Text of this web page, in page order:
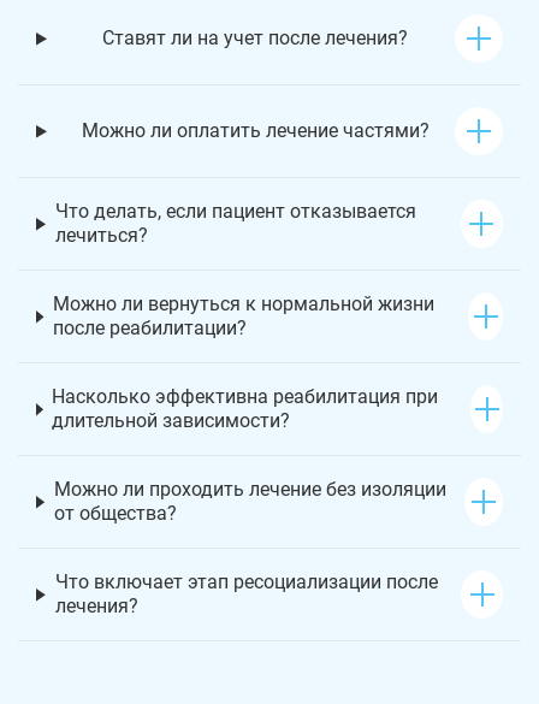
Ставят ли на учет после лечения?
Можно ли оплатить лечение частями?
Что делать, если пациент отказывается
лечиться?
Можно ли вернуться к нормальной жизни
после реабилитации?
Насколько эффективна реабилитация при
длительной зависимости?
Можно ли проходить лечение без изоляции
от общества?
Что включает этап ресоциализации после
лечения?